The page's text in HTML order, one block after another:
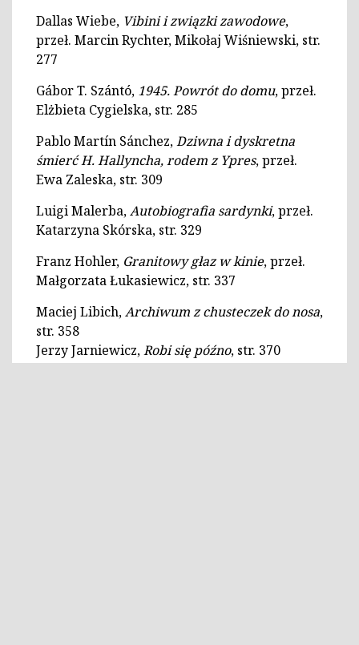
Dallas Wiebe, Vibini i związki zawodowe,
przeł. Marcin Rychter, Mikołaj Wiśniewski, str.
277
Gábor T. Szántó, 1945. Powrót do domu, przeł.
Elżbieta Cygielska, str. 285
Pablo Martín Sánchez,Dziwna i dyskretna
śmierć H. Hallyncha,rodem z Ypres, przeł.
Ewa Zaleska, str. 309
Luigi Malerba,Autobiografia sardynki, przeł.
Katarzyna Skórska, str. 329
Franz Hohler, Granitowy głaz w kinie, przeł.
Małgorzata Łukasiewicz, str. 337
Maciej Libich,Archiwum z chusteczek do nosa,
str. 358
Jerzy Jarniewicz,Robi się późno, str. 370